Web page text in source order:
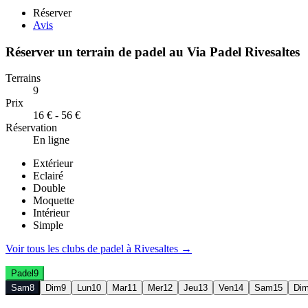
Réserver
Avis
Réserver un terrain de padel au Via Padel Rivesaltes
Terrains
9
Prix
16 € - 56 €
Réservation
En ligne
Extérieur
Eclairé
Double
Moquette
Intérieur
Simple
Voir tous les clubs de padel à Rivesaltes →
Padel 9
Sam8 Dim9 Lun10 Mar11 Mer12 Jeu13 Ven14 Sam15 Dim